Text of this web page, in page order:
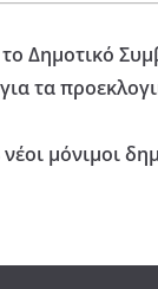
Δημοτικό
τα
μόνιμοι